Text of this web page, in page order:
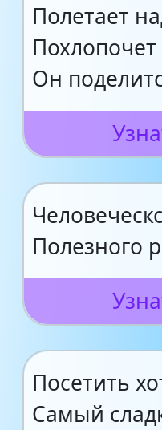
Полетает
Он
Полезного
Посетить
Самый